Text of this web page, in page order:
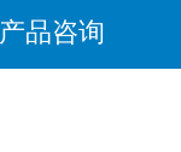
产品咨询